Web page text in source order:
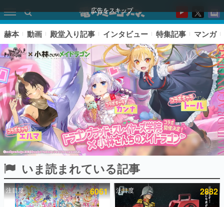
広告をスキップ
ピックアップ
電ファミのいま読まれている記事ランキング
赫本 動画 殿堂入り記事 インタビュー 特集記事 マンガ
いま読まれている記事
注目度 6061 注目度 2882